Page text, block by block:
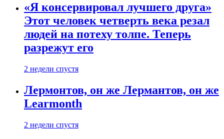
«Я консервировал лучшего друга»
Этот человек четверть века резал
людей на потеху толпе. Теперь
разрежут его
2 недели спустя
Лермонтов, он же Лермантов, он же
Learmonth
2 недели спустя